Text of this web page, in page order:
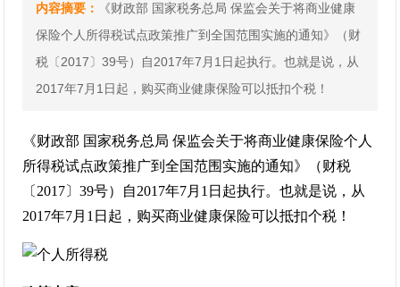
诚聘英才
内容摘要：
《财政部 国家税务总局 保监会关于将商业健康
保险个人所得税试点政策推广到全国范围实施的通知》（财
税〔2017〕39号）自2017年7月1日起执行。也就是说，从
2017年7月1日起，购买商业健康保险可以抵扣个税！
《财政部 国家税务总局 保监会关于将商业健康保险个人
所得税试点政策推广到全国范围实施的通知》（财税
〔2017〕39号）自2017年7月1日起执行。也就是说，从
2017年7月1日起，购买商业健康保险可以抵扣个税！